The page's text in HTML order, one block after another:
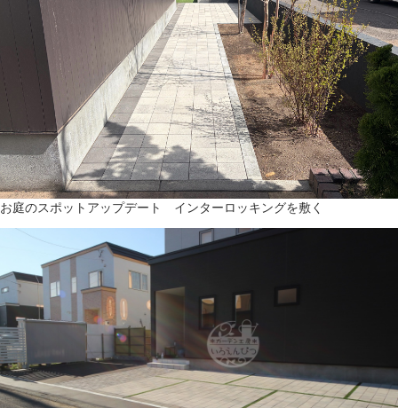
お庭のスポットアップデート インターロッキングを敷く